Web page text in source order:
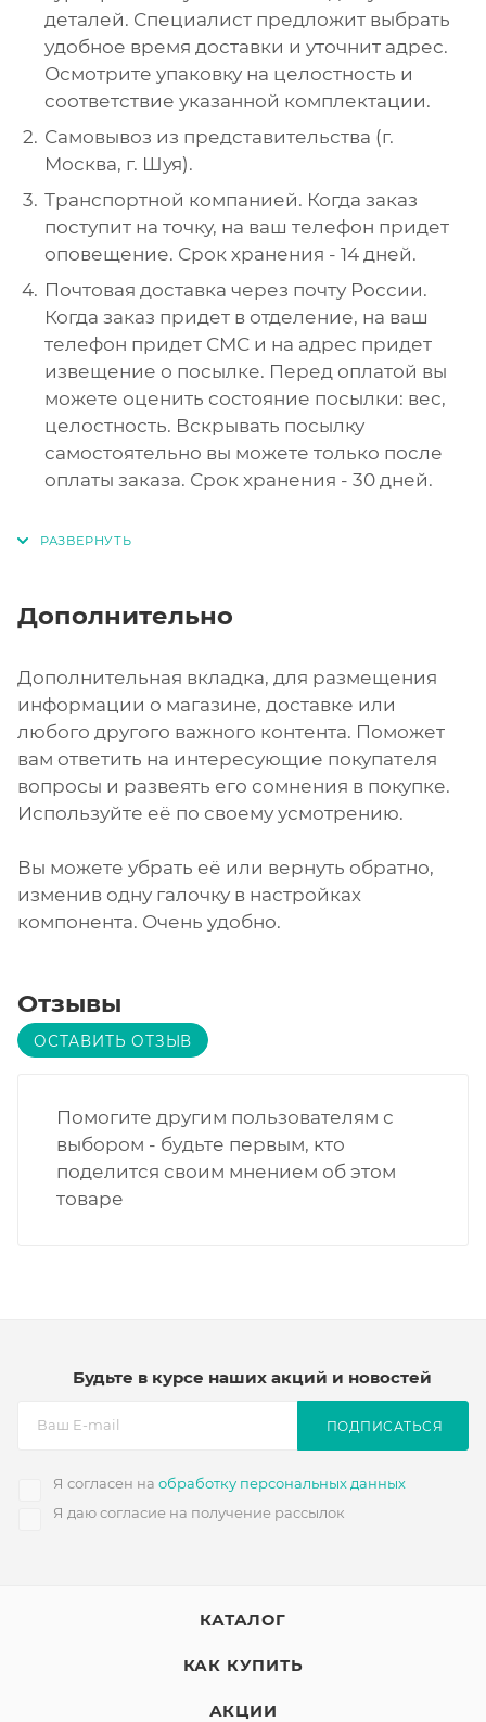
деталей. Специалист предложит выбрать
удобное время доставки и уточнит адрес.
Осмотрите упаковку на целостность и
соответствие указанной комплектации.
Самовывоз из представительства (г.
Москва, г. Шуя).
Транспортной компанией. Когда заказ
поступит на точку, на ваш телефон придет
оповещение. Срок хранения - 14 дней.
Почтовая доставка через почту России.
Когда заказ придет в отделение, на ваш
телефон придет СМС и на адрес придет
извещение о посылке. Перед оплатой вы
можете оценить состояние посылки: вес,
целостность. Вскрывать посылку
самостоятельно вы можете только после
оплаты заказа. Срок хранения - 30 дней.
Дополнительно
Дополнительная вкладка, для размещения
информации о магазине, доставке или
любого другого важного контента. Поможет
вам ответить на интересующие покупателя
вопросы и развеять его сомнения в покупке.
Используйте её по своему усмотрению.
Вы можете убрать её или вернуть обратно,
изменив одну галочку в настройках
компонента. Очень удобно.
Отзывы
ОСТАВИТЬ ОТЗЫВ
Помогите другим пользователям с
выбором - будьте первым, кто
поделится своим мнением об этом
товаре
Будьте в курсе наших акций и новостей
Я согласен на обработку персональных данных
Я даю согласие на получение рассылок
ПОДПИСАТЬСЯ
КАТАЛОГ
КАК КУПИТЬ
АКЦИИ